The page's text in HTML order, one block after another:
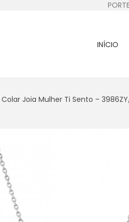
INÍCIO
Colar Joia Mulher Ti Sento –